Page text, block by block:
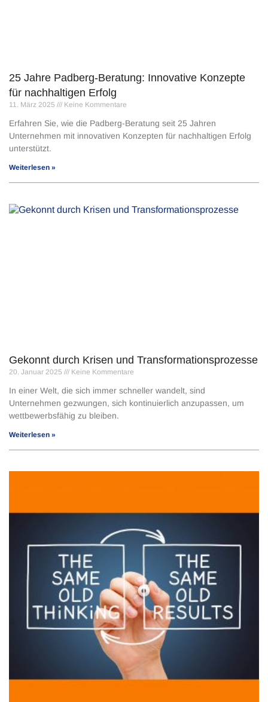
25 Jahre Padberg-Beratung: Innovative Konzepte
für nachhaltigen Erfolg
11. März 2025 Keine Kommentare
Erfahren Sie, wie die Padberg-Beratung seit 25 Jahren
Unternehmen mit innovativen Konzepten für nachhaltigen Erfolg
unterstützt.
Weiterlesen »
Gekonnt durch Krisen und Transformationsprozesse
20. Januar 2025 Keine Kommentare
In einer Welt, die sich immer schneller wandelt, sind
Unternehmen gezwungen, sich kontinuierlich anzupassen, um
wettbewerbsfähig zu bleiben.
Weiterlesen »